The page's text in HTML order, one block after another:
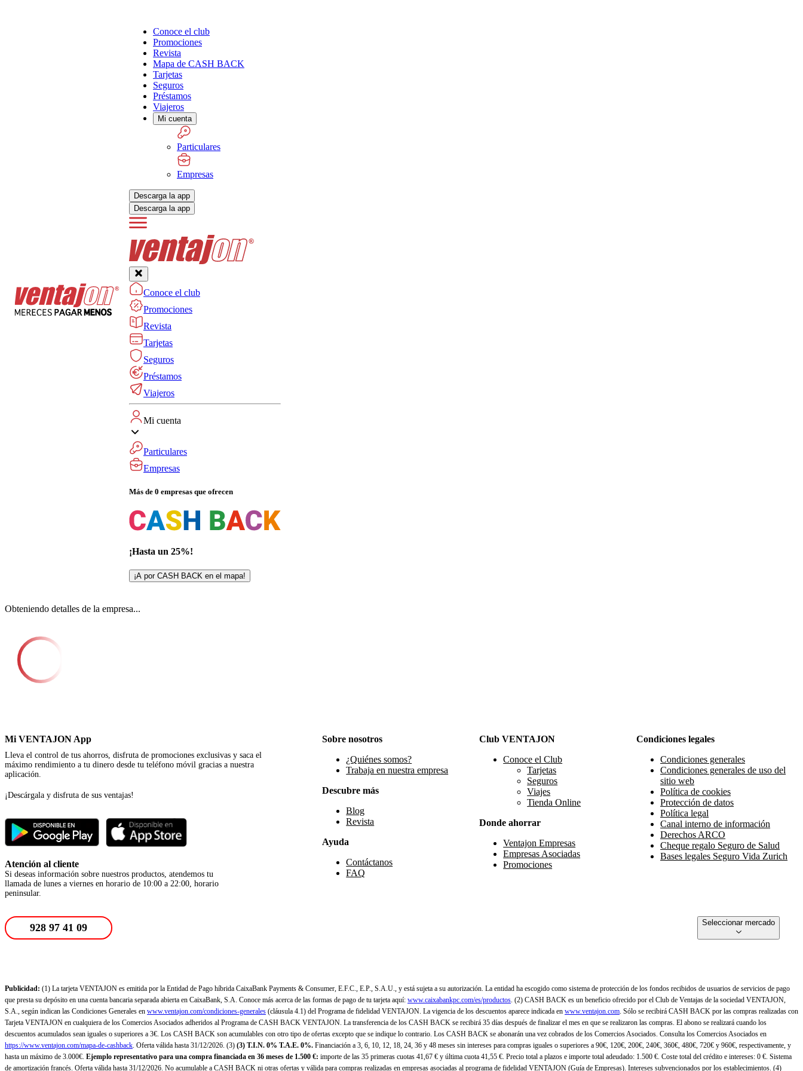
Conoce el club
Promociones
Revista
Mapa de CASH BACK
Tarjetas
Seguros
Préstamos
Viajeros
Mi cuenta
Particulares
Empresas
Descarga la app
Descarga la app
Conoce el club
Promociones
Revista
Tarjetas
Seguros
Préstamos
Viajeros
Mi cuenta
Particulares
Empresas
Más de 0 empresas que ofrecen
¡Hasta un 25%!
¡A por CASH BACK en el mapa!
Obteniendo detalles de la empresa...
Mi VENTAJON App
Lleva el control de tus ahorros, disfruta de promociones exclusivas y saca el
máximo rendimiento a tu dinero desde tu teléfono móvil gracias a nuestra
aplicación.
¡Descárgala y disfruta de sus ventajas!
Atención al cliente
Si deseas información sobre nuestros productos, atendemos tu
llamada de lunes a viernes en horario de 10:00 a 22:00, horario
peninsular.
Sobre nosotros
¿Quiénes somos?
Trabaja en nuestra empresa
Descubre más
Blog
Revista
Ayuda
Contáctanos
FAQ
Club VENTAJON
Conoce el Club
Tarjetas
Seguros
Viajes
Tienda Online
Donde ahorrar
Ventajon Empresas
Empresas Asociadas
Promociones
Condiciones legales
Condiciones generales
Condiciones generales de uso del
sitio web
Política de cookies
Protección de datos
Política legal
Canal interno de información
Derechos ARCO
Cheque regalo Seguro de Salud
Bases legales Seguro Vida Zurich
928 97 41 09 Seleccionar mercado
Publicidad: (1) La tarjeta VENTAJON es emitida por la Entidad de Pago híbrida CaixaBank Payments & Consumer, E.F.C., E.P., S.A.U., y está sujeta a su autorización. La entidad ha escogido como sistema de protección de los fondos recibidos de usuarios de servicios de pago
que presta su depósito en una cuenta bancaria separada abierta en CaixaBank, S.A. Conoce más acerca de las formas de pago de tu tarjeta aquí: www.caixabankpc.com/es/productos. (2) CASH BACK es un beneficio ofrecido por el Club de Ventajas de la sociedad VENTAJON,
S.A., según indican las Condiciones Generales en www.ventajon.com/condiciones-generales (cláusula 4.1) del Programa de fidelidad VENTAJON. La vigencia de los descuentos aparece indicada en www.ventajon.com. Sólo se recibirá CASH BACK por las compras realizadas con
Tarjeta VENTAJON en cualquiera de los Comercios Asociados adheridos al Programa de CASH BACK VENTAJON. La transferencia de los CASH BACK se recibirá 35 días después de finalizar el mes en que se realizaron las compras. El abono se realizará cuando los
descuentos acumulados sean iguales o superiores a 3€. Los CASH BACK son acumulables con otro tipo de ofertas excepto que se indique lo contrario. Los CASH BACK se abonarán una vez cobrados de los Comercios Asociados. Consulta los Comercios Asociados en
https://www.ventajon.com/mapa-de-cashback. Oferta válida hasta 31/12/2026. (3) (3) T.I.N. 0% T.A.E. 0%. Financiación a 3, 6, 10, 12, 18, 24, 36 y 48 meses sin intereses para compras iguales o superiores a 90€, 120€, 200€, 240€, 360€, 480€, 720€ y 960€, respectivamente, y
hasta un máximo de 3.000€. Ejemplo representativo para una compra financiada en 36 meses de 1.500 €: importe de las 35 primeras cuotas 41,67 € y última cuota 41,55 €. Precio total a plazos e importe total adeudado: 1.500 €. Coste total del crédito e intereses: 0 €. Sistema
de amortización francés. Oferta válida hasta 31/12/2026. No acumulable a CASH BACK ni otras ofertas y válida para compras realizadas en empresas asociadas al programa de fidelidad VENTAJON (Guía de Empresas). Intereses subvencionados por los establecimientos. (4)